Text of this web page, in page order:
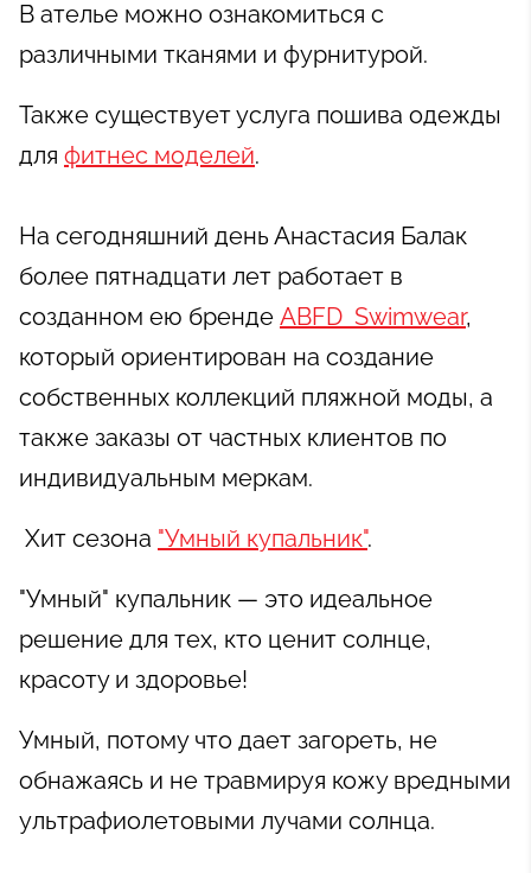
В ателье можно ознакомиться с
различными тканями и фурнитурой.
Также существует услуга пошива одежды
для фитнес моделей.
На сегодняшний день Анастасия Балак
более пятнадцати лет работает в
созданном ею бренде ABFD Swimwear,
который ориентирован на создание
собственных коллекций пляжной моды, а
также заказы от частных клиентов по
индивидуальным меркам.
Хит сезона "Умный купальник".
"Умный" купальник — это идеальное
решение для тех, кто ценит солнце,
красоту и здоровье!
Умный, потому что дает загореть, не
обнажаясь и не травмируя кожу вредными
ультрафиолетовыми лучами солнца.